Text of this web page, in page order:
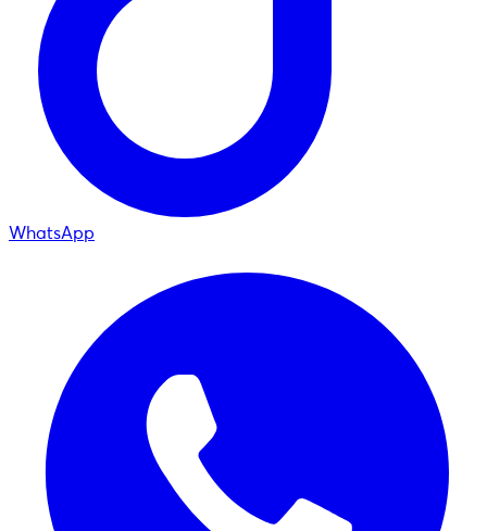
WhatsApp